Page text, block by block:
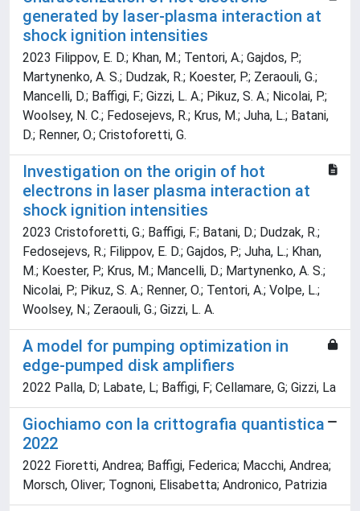
generated by laser-plasma interaction at
shock ignition intensities
2023 Filippov, E. D.; Khan, M.; Tentori, A.; Gajdos, P.;
Martynenko, A. S.; Dudzak, R.; Koester, P.; Zeraouli, G.;
Mancelli, D.; Baffigi, F.; Gizzi, L. A.; Pikuz, S. A.; Nicolai, P.;
Woolsey, N. C.; Fedosejevs, R.; Krus, M.; Juha, L.; Batani,
D.; Renner, O.; Cristoforetti, G.
Investigation on the origin of hot
electrons in laser plasma interaction at
shock ignition intensities
2023 Cristoforetti, G.; Baffigi, F.; Batani, D.; Dudzak, R.;
Fedosejevs, R.; Filippov, E. D.; Gajdos, P.; Juha, L.; Khan,
M.; Koester, P.; Krus, M.; Mancelli, D.; Martynenko, A. S.;
Nicolai, P.; Pikuz, S. A.; Renner, O.; Tentori, A.; Volpe, L.;
Woolsey, N.; Zeraouli, G.; Gizzi, L. A.
A model for pumping optimization in
edge-pumped disk amplifiers
2022 Palla, D; Labate, L; Baffigi, F; Cellamare, G; Gizzi, La
Giochiamo con la crittografia quantistica
2022
2022 Fioretti, Andrea; Baffigi, Federica; Macchi, Andrea;
Morsch, Oliver; Tognoni, Elisabetta; Andronico, Patrizia